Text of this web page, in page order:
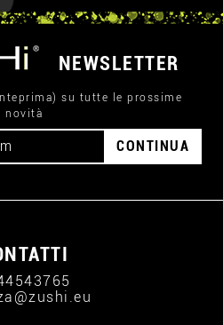
NEWSLETTER
su tutte le prossime
novità
CONTINUA